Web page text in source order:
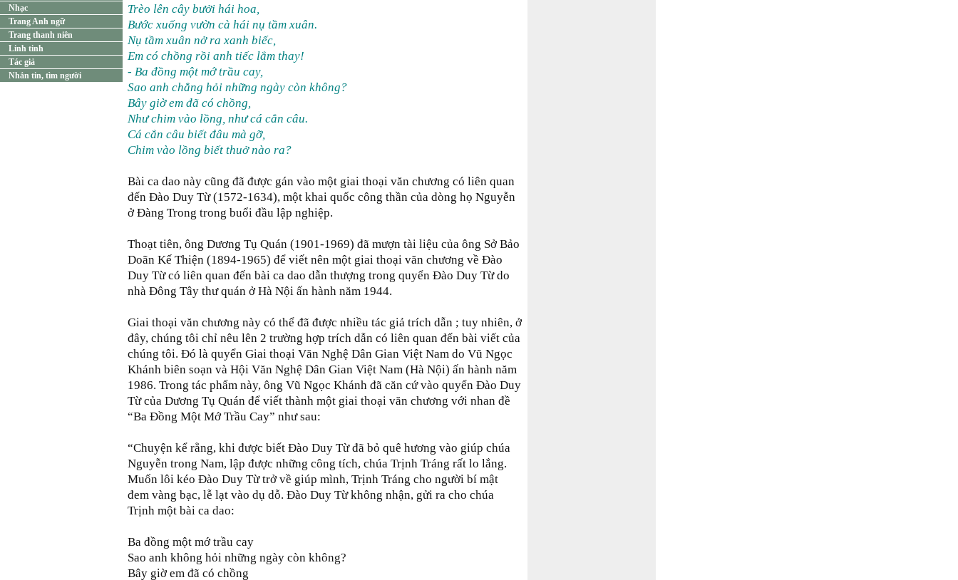
Nhạc
Trang Anh ngữ
Trang thanh niên
Linh tinh
Tác giả
Nhắn tin, tìm người
Trèo lên cây bưởi hái hoa,
Bước xuống vườn cà hái nụ tầm xuân.
Nụ tầm xuân nở ra xanh biếc,
Em có chồng rồi anh tiếc lắm thay!
- Ba đồng một mớ trầu cay,
Sao anh chẳng hỏi những ngày còn không?
Bây giờ em đã có chồng,
Như chim vào lồng, như cá cắn câu.
Cá cắn câu biết đâu mà gỡ,
Chim vào lồng biết thuở nào ra?
Bài ca dao này cũng đã được gán vào một giai thoại văn chương có liên quan
đến Đào Duy Từ (1572-1634), một khai quốc công thần của dòng họ Nguyễn
ở Đàng Trong trong buổi đầu lập nghiệp.
Thoạt tiên, ông Dương Tụ Quán (1901-1969) đã mượn tài liệu của ông Sở Bảo
Doãn Kế Thiện (1894-1965) để viết nên một giai thoại văn chương về Đào
Duy Từ có liên quan đến bài ca dao dẫn thượng trong quyển Đào Duy Từ do
nhà Đông Tây thư quán ở Hà Nội ấn hành năm 1944.
Giai thoại văn chương này có thể đã được nhiều tác giả trích dẫn ; tuy nhiên, ở
đây, chúng tôi chỉ nêu lên 2 trường hợp trích dẫn có liên quan đến bài viết của
chúng tôi. Đó là quyển Giai thoại Văn Nghệ Dân Gian Việt Nam do Vũ Ngọc
Khánh biên soạn và Hội Văn Nghệ Dân Gian Việt Nam (Hà Nội) ấn hành năm
1986. Trong tác phẩm này, ông Vũ Ngọc Khánh đã căn cứ vào quyển Đào Duy
Từ của Dương Tụ Quán để viết thành một giai thoại văn chương với nhan đề
“Ba Đồng Một Mớ Trầu Cay” như sau:
“Chuyện kể rằng, khi được biết Đào Duy Từ đã bỏ quê hương vào giúp chúa
Nguyễn trong Nam, lập được những công tích, chúa Trịnh Tráng rất lo lắng.
Muốn lôi kéo Đào Duy Từ trở về giúp mình, Trịnh Tráng cho người bí mật
đem vàng bạc, lễ lạt vào dụ dỗ. Đào Duy Từ không nhận, gửi ra cho chúa
Trịnh một bài ca dao:
Ba đồng một mớ trầu cay
Sao anh không hỏi những ngày còn không?
Bây giờ em đã có chồng